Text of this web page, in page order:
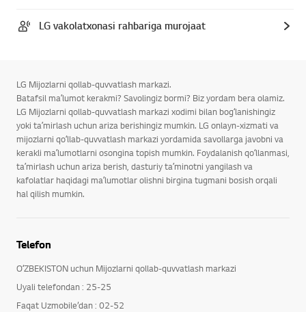
LG vakolatxonasi rahbariga murojaat
LG Mijozlarni qollab-quvvatlash markazi.
Batafsil maʼlumot kerakmi? Savolingiz bormi? Biz yordam bera olamiz.
LG Mijozlarni qollab-quvvatlash markazi xodimi bilan bogʻlanishingiz
yoki taʼmirlash uchun ariza berishingiz mumkin. LG onlayn-xizmati va
mijozlarni qoʻllab-quvvatlash markazi yordamida savollarga javobni va
kerakli maʼlumotlarni osongina topish mumkin. Foydalanish qoʻllanmasi,
taʼmirlash uchun ariza berish, dasturiy taʼminotni yangilash va
kafolatlar haqidagi maʼlumotlar olishni birgina tugmani bosish orqali
hal qilish mumkin.
Telefon
OʻZBEKISTON uchun Mijozlarni qollab-quvvatlash markazi
Uyali telefondan : 25-25
Faqat Uzmobile’dan : 02-52